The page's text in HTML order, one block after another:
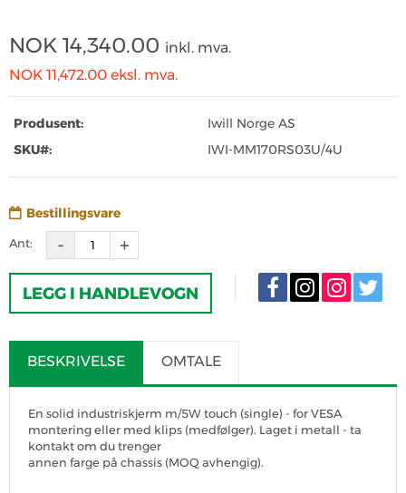
NOK 14,340.00 inkl. mva.
NOK 11,472.00 eksl. mva.
Produsent:
Iwill Norge AS
SKU#:
IWI-MM170RS03U/4U
Bestillingsvare
Ant:
LEGG I HANDLEVOGN
BESKRIVELSE OMTALE
En solid industriskjerm m/5W touch (single) - for VESA
montering eller med klips (medfølger). Laget i metall - ta
kontakt om du trenger
annen farge på chassis (MOQ avhengig).